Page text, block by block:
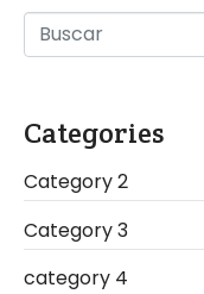
Categories
Category 2
Category 3
category 4